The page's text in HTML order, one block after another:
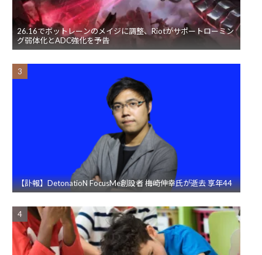
26.16でボットレーンのメイジに調整、Riotがサポートローミン
グ弱体化とADC強化を予告
【訃報】DetonatioN FocusMe創設者 梅崎伸幸氏が逝去 享年44